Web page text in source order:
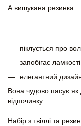
А вишукана резинка:
піклується про
запобігає
елегантний
Вона чудово пасує як
відпочинку.
Набір з твіллі та